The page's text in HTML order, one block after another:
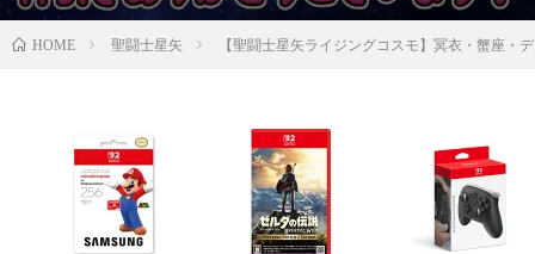
HOME 聖闘士星矢 【聖闘士星矢ライジングコスモ】冥衣・蟹座